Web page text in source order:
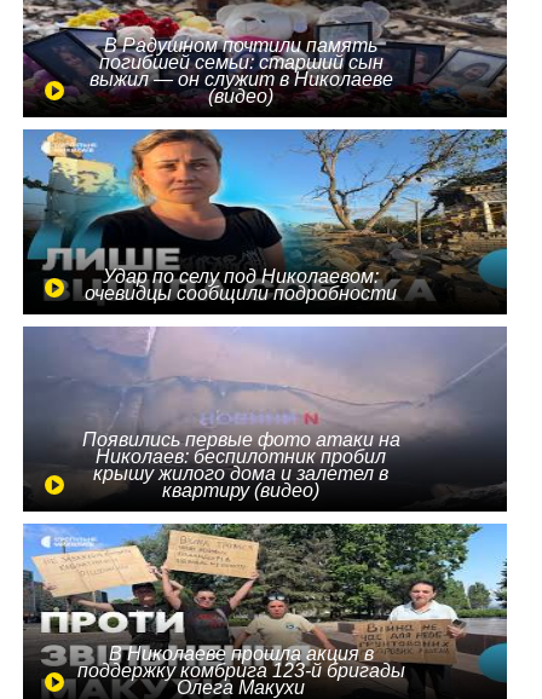
В Радушном почтили память
погибшей семьи: старший сын
выжил — он служит в Николаеве
(видео)
Удар по селу под Николаевом:
очевидцы сообщили подробности
Появились первые фото атаки на
Николаев: беспилотник пробил
крышу жилого дома и залетел в
квартиру (видео)
В Николаеве прошла акция в
поддержку комбрига 123-й бригады
Олега Макухи